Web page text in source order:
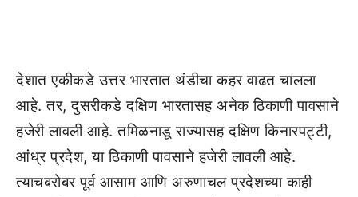
देशात एकीकडे उत्तर भारतात थंडीचा कहर वाढत चालला
आहे. तर, दुसरीकडे दक्षिण भारतासह अनेक ठिकाणी पावसाने
हजेरी लावली आहे. तमिळनाडू राज्यासह दक्षिण किनारपट्टी,
आंध्र प्रदेश, या ठिकाणी पावसाने हजेरी लावली आहे.
त्याचबरोबर पूर्व आसाम आणि अरुणाचल प्रदेशच्या काही